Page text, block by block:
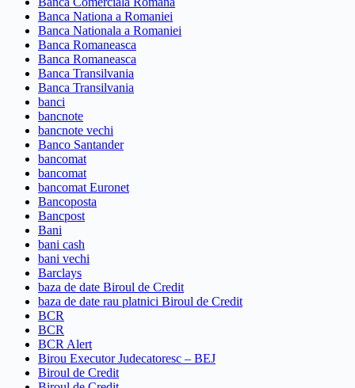
Banca Nationa a Romaniei
Banca Nationala a Romaniei
Banca Romaneasca
Banca Romaneasca
Banca Transilvania
Banca Transilvania
banci
bancnote
bancnote vechi
Banco Santander
bancomat
bancomat
bancomat Euronet
Bancoposta
Bancpost
Bani
bani cash
bani vechi
Barclays
baza de date Biroul de Credit
baza de date rau platnici Biroul de Credit
BCR
BCR
BCR Alert
Birou Executor Judecatoresc – BEJ
Biroul de Credit